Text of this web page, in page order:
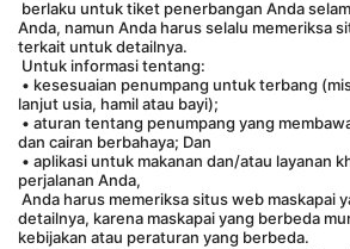
Anda, namun Anda harus selalu memeriksa
terkait untuk detailnya.
Untuk informasi tentang:
lanjut usia, hamil atau bayi);
dan cairan berbahaya; Dan
perjalanan Anda,
detailnya, karena maskapai yang berbeda
kebijakan atau peraturan yang berbeda.